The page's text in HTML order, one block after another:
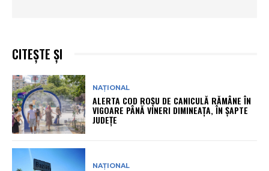
CITEȘTE ȘI
NAȚIONAL
ALERTA COD ROȘU DE CANICULĂ RĂMÂNE ÎN
VIGOARE PÂNĂ VINERI DIMINEAȚA, ÎN ȘAPTE
JUDEȚE
NAȚIONAL